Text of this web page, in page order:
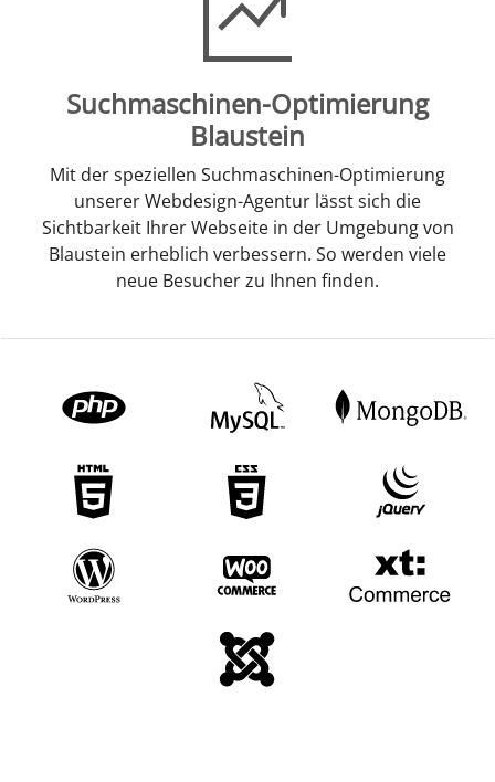
Suchmaschinen-Optimierung
Blaustein
Mit der speziellen Suchmaschinen-Optimierung
unserer Webdesign-Agentur lässt sich die
Sichtbarkeit Ihrer Webseite in der Umgebung von
Blaustein erheblich verbessern. So werden viele
neue Besucher zu Ihnen finden.